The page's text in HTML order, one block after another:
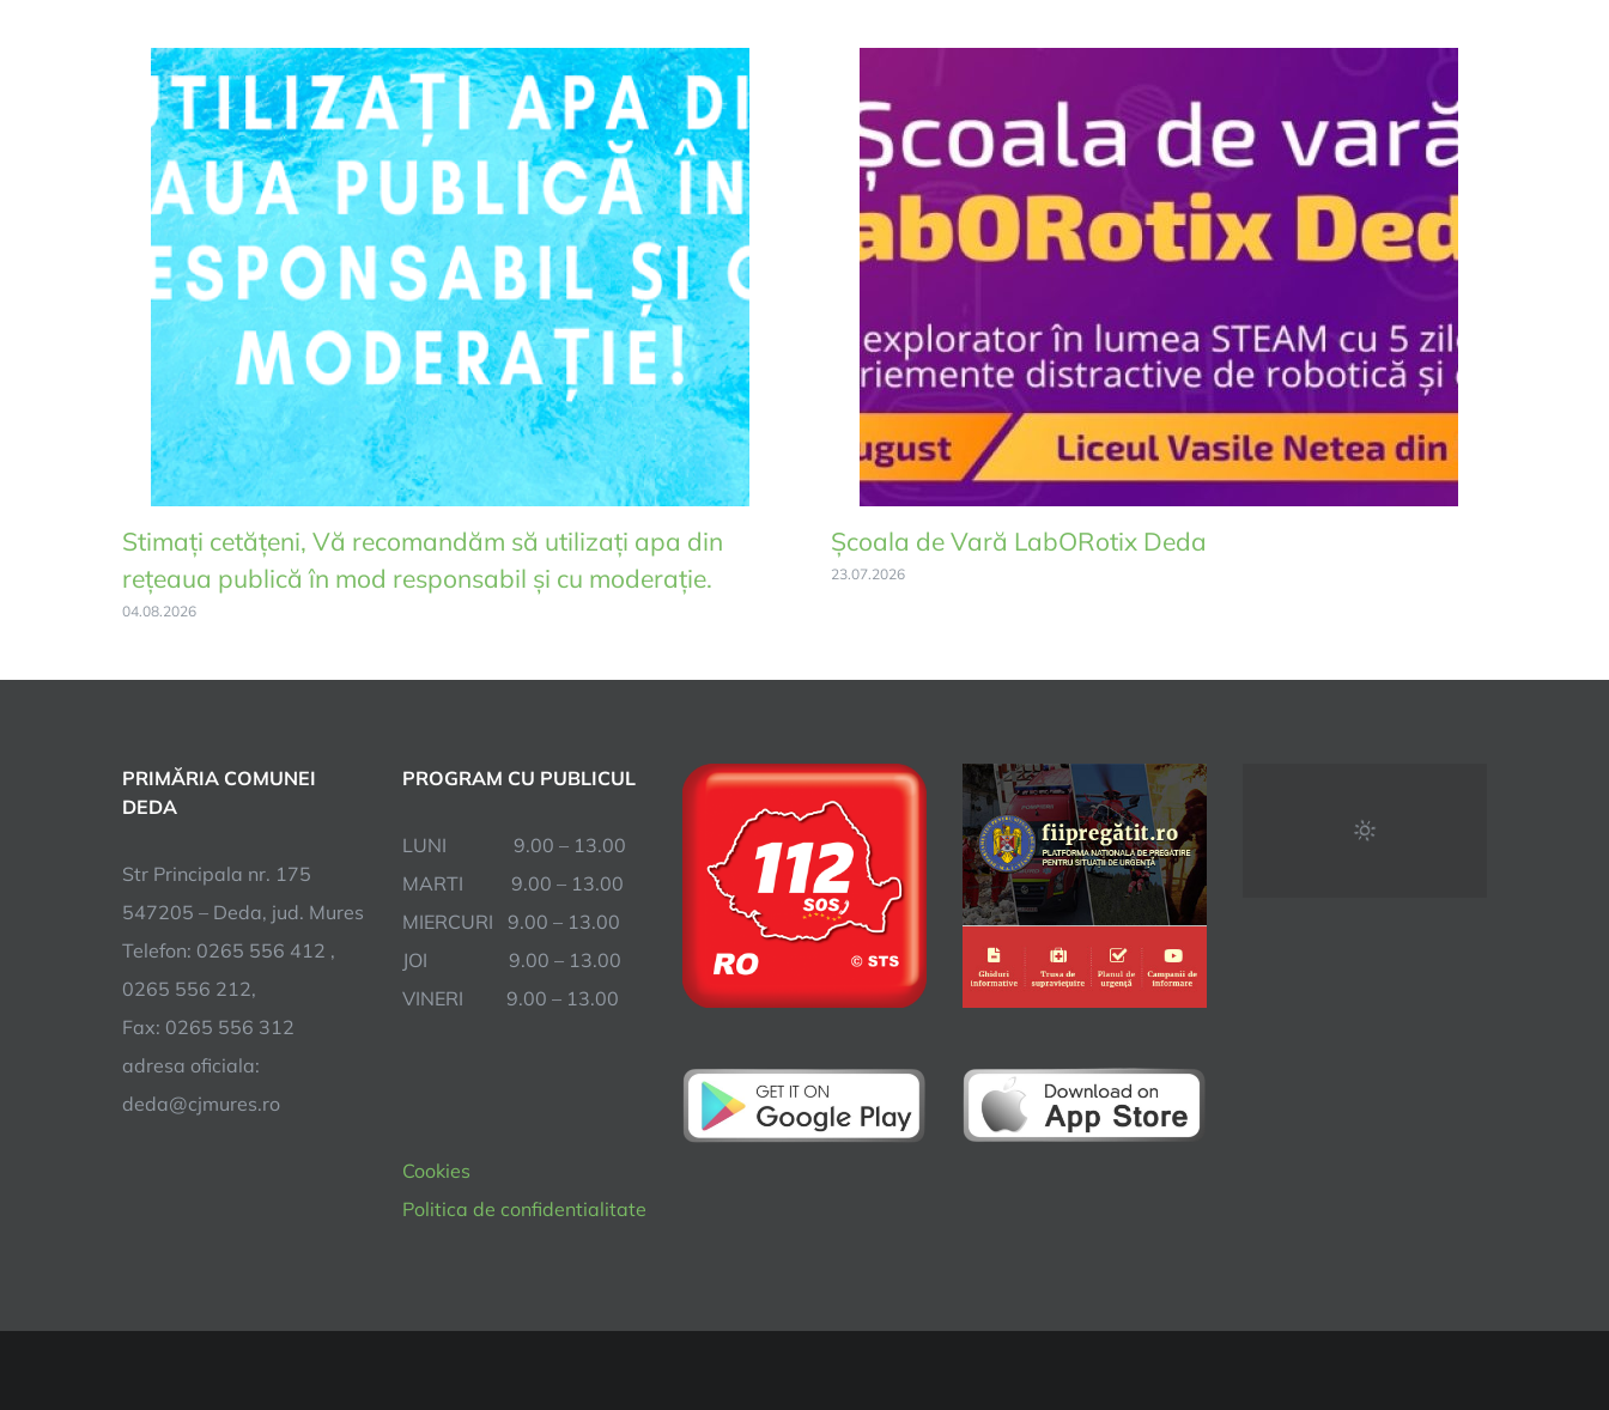
Stimați cetățeni, Vă recomandăm să utilizați apa din
rețeaua publică în mod responsabil și cu moderație.
04.08.2026
Școala de Vară LabORotix Deda
23.07.2026
PRIMĂRIA COMUNEI
DEDA
Str Principala nr. 175
547205 – Deda, jud. Mures
Telefon: 0265 556 412 ,
0265 556 212,
Fax: 0265 556 312
adresa oficiala:
deda@cjmures.ro
PROGRAM CU PUBLICUL
LUNI 9.00 – 13.00
MARTI 9.00 – 13.00
MIERCURI 9.00 – 13.00
JOI 9.00 – 13.00
VINERI 9.00 – 13.00
Cookies
Politica de confidentialitate